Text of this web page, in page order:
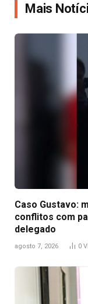
Mais
Caso Gustavo:
conflitos com
delegado
agosto 7, 2026 0